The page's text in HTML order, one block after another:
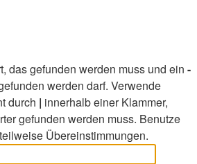
das gefunden werden muss und ein -
werden darf. Verwende
durch | innerhalb einer Klammer,
gefunden werden muss. Benutze
Übereinstimmungen.